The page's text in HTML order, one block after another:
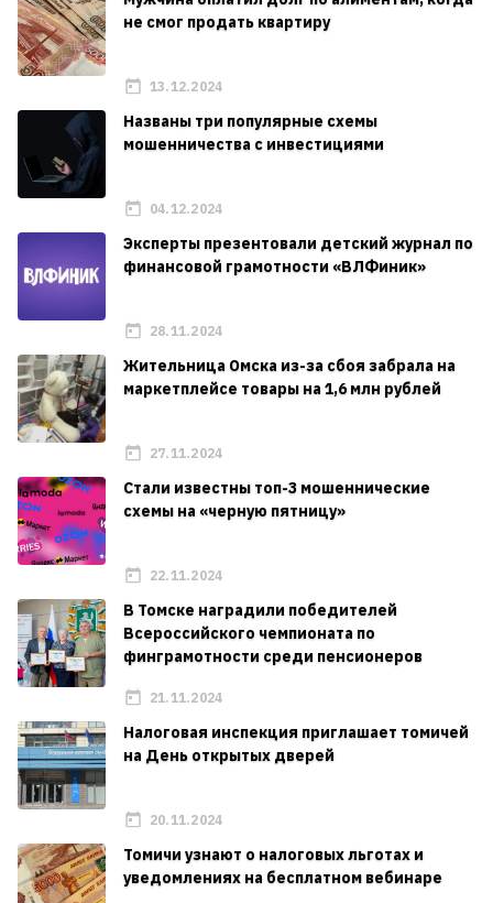
не смог продать квартиру
13.12.2024
Названы три популярные схемы
мошенничества с инвестициями
04.12.2024
Эксперты презентовали детский журнал по
финансовой грамотности «ВЛФиник»
28.11.2024
Жительница Омска из-за сбоя забрала на
маркетплейсе товары на 1,6 млн рублей
27.11.2024
Стали известны топ-3 мошеннические
схемы на «черную пятницу»
22.11.2024
В Томске наградили победителей
Всероссийского чемпионата по
финграмотности среди пенсионеров
21.11.2024
Налоговая инспекция приглашает томичей
на День открытых дверей
20.11.2024
Томичи узнают о налоговых льготах и
уведомлениях на бесплатном вебинаре